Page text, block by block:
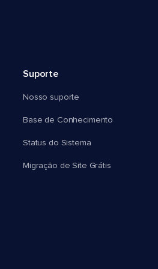
Suporte
Nosso suporte
Base de Conhecimento
Status do Sistema
Migração de Site Grátis